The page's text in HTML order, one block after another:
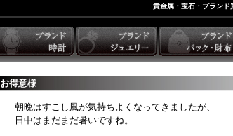
貴金属・宝石・ブランド
お得意様
朝晩はすこし風が気持ちよくなってきましたが、
日中はまだまだ暑いですね。